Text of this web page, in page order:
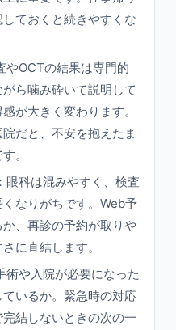
ておくと続きやすくな
やOCTの結果は専門的
ら噛み砕いて説明して
が大きく変わります。
だと、不安を抱えたま
。
：眼科は混みやすく、検査
なりがちです。Web予
、再診の予約が取りや
に直結します。
術や入院が必要になった
いるか。緊急時の対応
結しないときの次の一